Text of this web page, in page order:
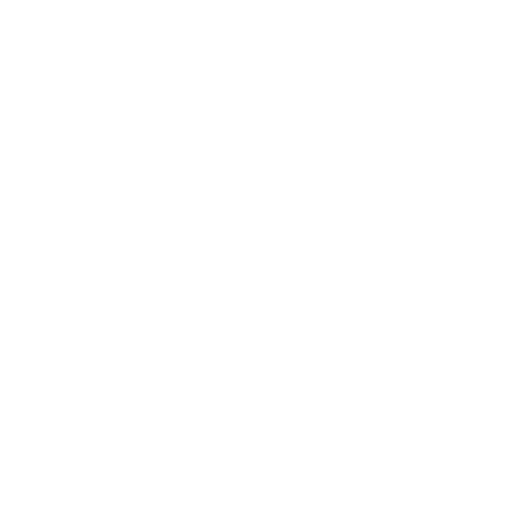
き作成されるも
をご了承くださ
御機器販売店・
です。
です。
1000ppm以下、
下、フタル酸ジブチ
) : 1000ppm、
、
要な手段を講じ
これらの製造装